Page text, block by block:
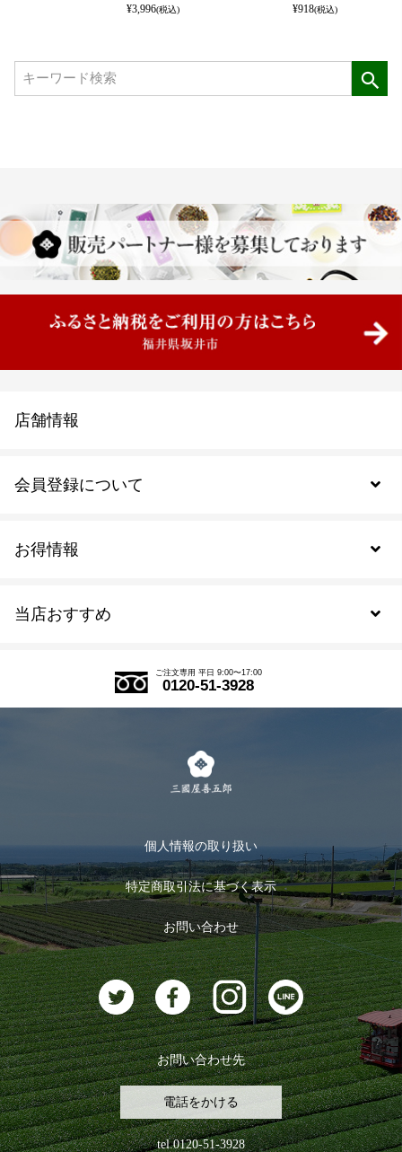
¥3,996(税込)
¥918(税込)
当店おすすめ
式部の香りシリーズ
お茶のギフト
おすすめのお茶
お茶に合うスイーツ
お得情報
会員登録について
会員規約について
ログイン
ログアウト
店舗情報
ご注文専用 平日 9:00〜17:00
0120-51-3928
個人情報の取り扱い
特定商取引法に基づく表示
お問い合わせ
お問い合わせ先
電話をかける
tel.0120-51-3928